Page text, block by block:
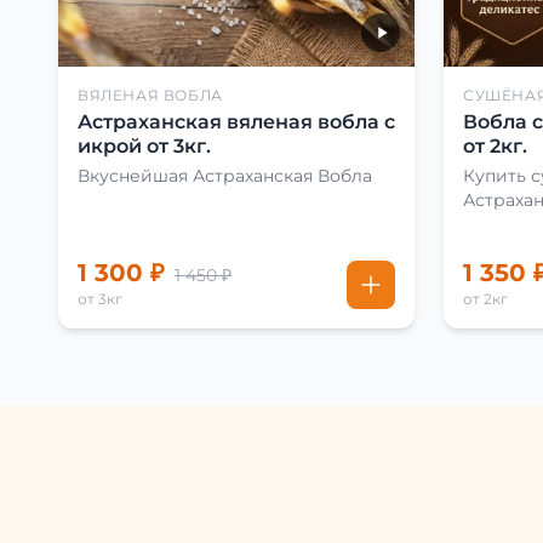
ВЯЛЕНАЯ ВОБЛА
Астраханская вяленая вобла с
икрой от 3кг.
Вкуснейшая Астраханская Вобла
1 300 ₽ 1 450 ₽
от 3кг
Вобла
от 2кг.
Купить
1 350
от 2кг